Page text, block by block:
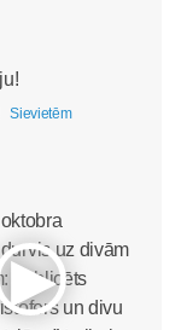
Sievietēm